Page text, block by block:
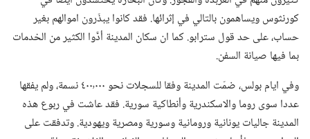
كورنثوس ويساهمون بالتالي في إثرائها.‏ فقد كانوا يبذّرون اموالهم بغير
حساب،‏ على حد قول سترابو.‏ كما ان سكان المدينة أدَّوا الكثير من الخدمات
بما فيها صيانة السفن.‏
وفي ايام بولس،‏ ضمّت المدينة وفقا للسجلات نحو ٤٠٠٬٠٠٠ نسمة،‏ ولم يفقها
عددا سوى روما والاسكندرية وأنطاكية سورية.‏ فقد عاشت في ربوع هذه
المدينة جاليات يونانية ورومانية وسورية ومصرية ويهودية.‏ وتدفقت على